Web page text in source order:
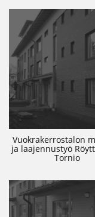
Vuokrakerrostalon
ja laajennustyö
Tornio